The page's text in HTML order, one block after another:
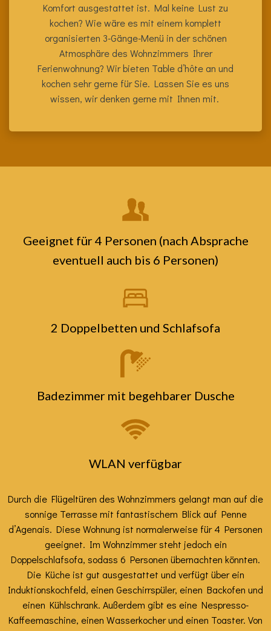
Komfort ausgestattet ist. Mal keine Lust zu
kochen? Wie wäre es mit einem komplett
organisierten 3-Gänge-Menü in der schönen
Atmosphäre des Wohnzimmers Ihrer
Ferienwohnung? Wir bieten Table d’hôte an und
kochen sehr gerne für Sie. Lassen Sie es uns
wissen, wir denken gerne mit Ihnen mit.
Geeignet für 4 Personen (nach Absprache
eventuell auch bis 6 Personen)
2 Doppelbetten und Schlafsofa
Badezimmer mit begehbarer Dusche
WLAN verfügbar
Durch die Flügeltüren des Wohnzimmers gelangt man auf die
sonnige Terrasse mit fantastischem Blick auf Penne
d’Agenais. Diese Wohnung ist normalerweise für 4 Personen
geeignet. Im Wohnzimmer steht jedoch ein
Doppelschlafsofa, sodass 6 Personen übernachten könnten.
Die Küche ist gut ausgestattet und verfügt über ein
Induktionskochfeld, einen Geschirrspüler, einen Backofen und
einen Kühlschrank. Außerdem gibt es eine Nespresso-
Kaffeemaschine, einen Wasserkocher und einen Toaster. Von